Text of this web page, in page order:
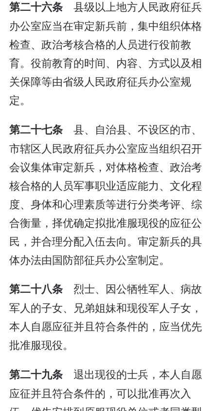
第二十六条 县级以上地方人民政府征兵
办公室应当在审定新兵前，集中组织体格
检查、政治考核合格的人员进行役前教
育。役前教育的时间、内容、方式以及相
关保障等由省级人民政府征兵办公室规
定。
第二十七条 县、自治县、不设区的市、
市辖区人民政府征兵办公室应当组织召开
会议集体审定新兵，对体格检查、政治考
核合格的人员军事职业适应能力、文化程
度、身体和心理素质等进行分类考评、综
合衡量，择优确定拟批准服现役的应征公
民，并合理分配入伍去向。审定新兵的具
体办法由国防部征兵办公室制定。
第二十八条 烈士、因公牺牲军人、病故
军人的子女、兄弟姐妹和现役军人子女，
本人自愿应征并且符合条件的，应当优先
批准服现役。
第二十九条 退出现役的士兵，本人自愿
应征并且符合条件的，可以批准再次入